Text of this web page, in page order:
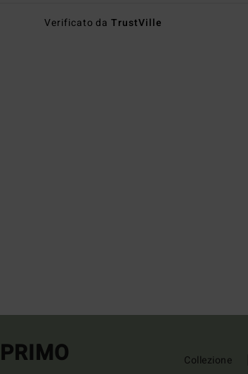
Verificato daTrustVille
Collezione